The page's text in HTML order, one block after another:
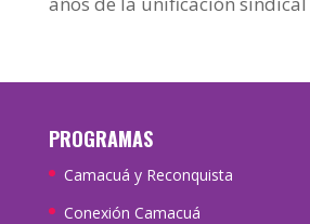
PROGRAMAS
Camacuá y Reconquista
Conexión Camacuá